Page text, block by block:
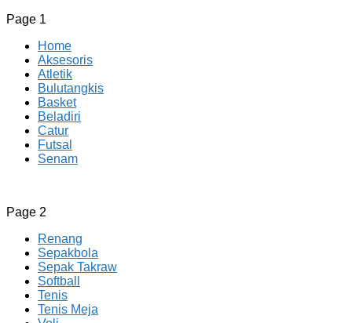
Page 1
Home
Aksesoris
Atletik
Bulutangkis
Basket
Beladiri
Catur
Futsal
Senam
CV JAYA BERSAMA Co Id
Menyediakan Semua Perlengkapan Olahraga Yang
Page 2
Renang
Sepakbola
Sepak Takraw
Softball
Tenis
Tenis Meja